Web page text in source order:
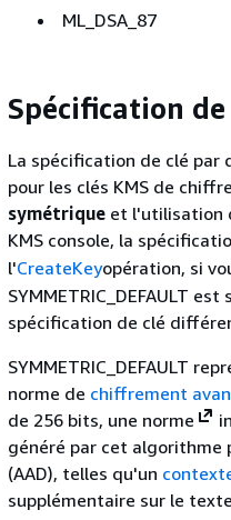
ML_DSA_87
Spécification de
La spécification de clé par
pour les clés KMS de
symétrique et l'utilisation
KMS console, la
l'CreateKeyopération, si
SYMMETRIC_DEFAULT
spécification de clé
SYMMETRIC_DEFAULT
norme de chiffrement
de 256 bits, une norme
généré par cet algorithme
(AAD), telles qu'un
supplémentaire sur le